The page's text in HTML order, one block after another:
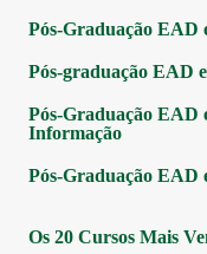
Pós-Graduação EAD
Pós-graduação EAD
Pós-Graduação EAD
Informação
Pós-Graduação EAD
Os 20 Cursos Mais